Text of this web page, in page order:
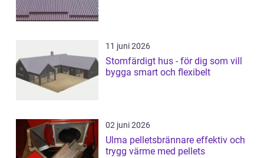
11 juni 2026
Stomfärdigt hus - för dig som vill
bygga smart och flexibelt
02 juni 2026
Ulma pelletsbrännare effektiv och
trygg värme med pellets